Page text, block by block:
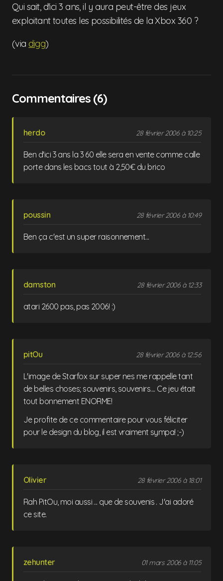
Qui sait, d'ici 3 ans, il y aura peut-être des jeux
exploitant toutes les possibilités de la Xbox 360 ?
(via digg)
Commentaires (6)
herdo 28 février 2006 à 10:25
Ben d'ici 3 ans la 3 60 elle sera en vente comme calle
porte dans les bacs tout à 2,50€ du brico
poussin 28 février 2006 à 10:49
Ben ça c'est un super raisonnement...
damston 28 février 2006 à 12:33
atari 2600 pas, pas 2006! :)
pitOu 28 février 2006 à 12:56
L'image de Starfox sur super nes me rappelle tant
de belles choses; souvenirs, souvenirs.... Ce jeu était
tout bonnement ENORME!
Je profite de ce commentaire pour vous féliciter
pour le design du blog, il est vraiment sympa! ;-)
Olivier 28 février 2006 à 18:01
Rah PitOu, moi aussi ... que de souvenis . J'ai adoré
ce site.
zehunter 01 mars 2006 à 11:05